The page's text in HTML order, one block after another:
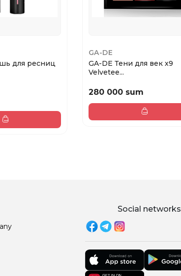
для ресниц
GA-DE
GA-DE Тени для век х9
Velvetee...
280 000 sum
Social networks